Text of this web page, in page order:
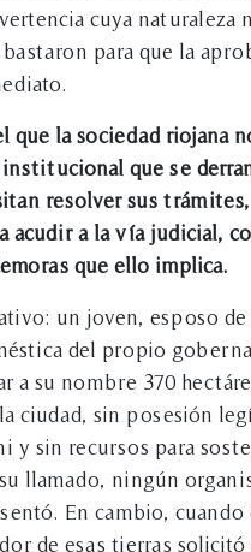
cuya naturaleza
para que la
que la sociedad riojana
que se
resolver sus trámites,
acudir a la vía judicial,
que ello implica.
un joven, esposo de
del propio
a su nombre 370
ciudad, sin posesión
y sin recursos para
llamado, ningún
En cambio, cuando
de esas tierras solicitó